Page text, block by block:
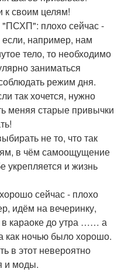
к своим целям!
"ПСХП": плохо сейчас -
например, нам
тело, то необходимо
заниматься
режим дня.
так хочется, нужно
меняя старые привычки
не то, что так
в чём самоощущение
укрепляется и жизнь
сейчас - плохо
идём на вечеринку,
караоке до утра …… а
как ночью было хорошо.
в этот невероятно
и моды.